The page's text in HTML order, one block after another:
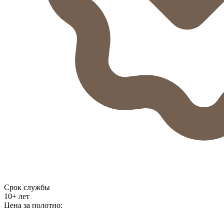
Срок службы
10+ лет
Цена за полотно: